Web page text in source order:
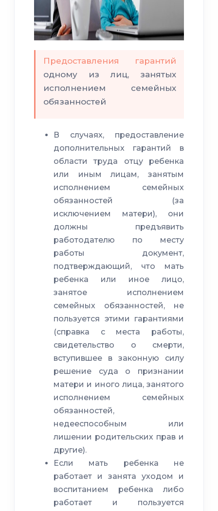
Предоставления гарантий
одному из лиц, занятых
исполнением семейных
обязанностей
В случаях, предоставление
дополнительных гарантий в
области труда отцу ребенка
или иным лицам, занятым
исполнением семейных
обязанностей (за
исключением матери), они
должны предъявить
работодателю по месту
работы документ,
подтверждающий, что мать
ребенка или иное лицо,
занятое исполнением
семейных обязанностей, не
пользуется этими гарантиями
(справка с места работы,
свидетельство о смерти,
вступившее в законную силу
решение суда о признании
матери и иного лица, занятого
исполнением семейных
обязанностей,
недееспособным или
лишении родительских прав и
другие).
Если мать ребенка не
работает и занята уходом и
воспитанием ребенка либо
работает и пользуется